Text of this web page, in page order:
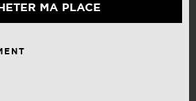
MA PLACE